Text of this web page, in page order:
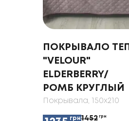
ПОКРЫВАЛО ТЕП
"VELOUR"
ELDERBERRY/
РОМБ КРУГЛЫЙ
Покрывала, 150x210
грн1452 грн